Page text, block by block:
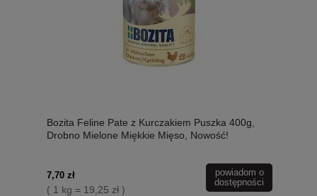
Bozita Feline Pate z Kurczakiem Puszka 400g,
Drobno Mielone Miękkie Mięso, Nowość!
7,70 zł
( 1 kg = 19,25 zł )
powiadom o
dostępności